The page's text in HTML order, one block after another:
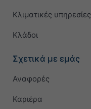
Κλιματικές υπηρεσίες
Κλάδοι
Σχετικά με εμάς
Αναφορές
Καριέρα